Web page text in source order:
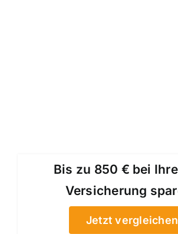
Bis zu 850 € bei
Versicherung
Jetzt vergleichen